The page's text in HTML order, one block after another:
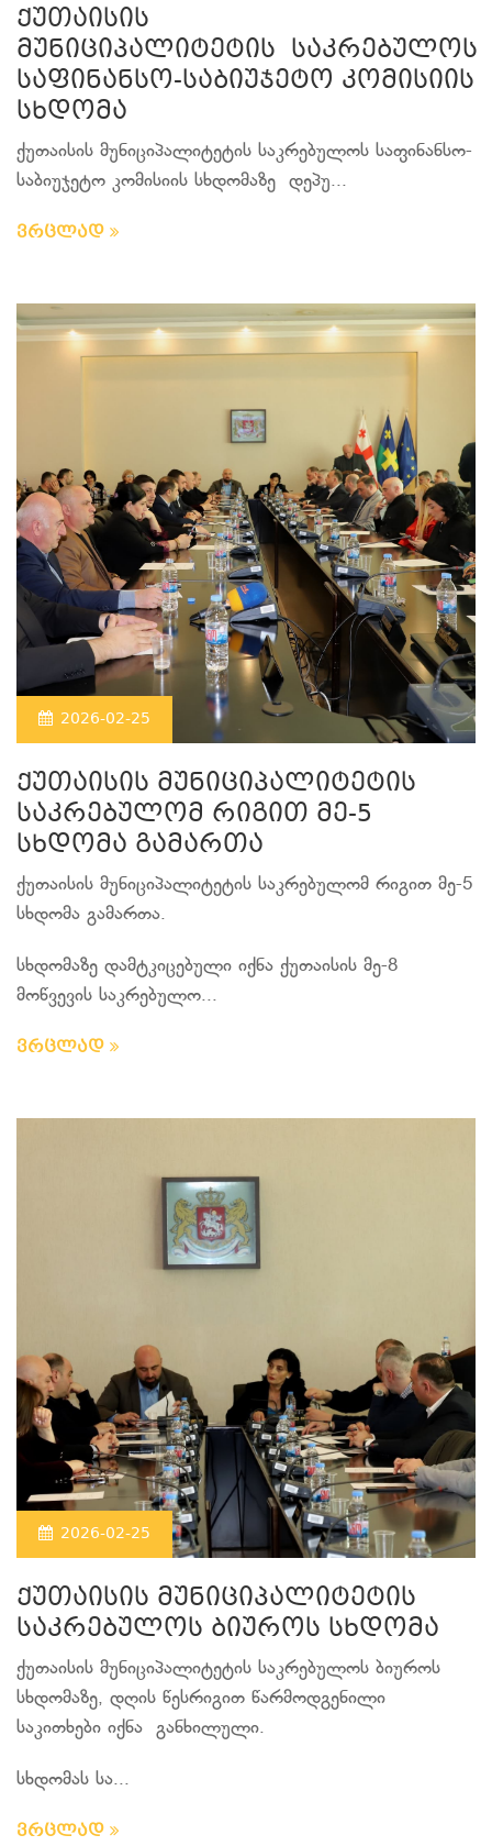
ქუთაისის
მუნიციპალიტეტის საკრებულოს
საფინანსო-საბიუჯეტო კომისიის
სხდომა
ქუთაისის მუნიციპალიტეტის საკრებულოს საფინანსო-
საბიუჯეტო კომისიის სხდომაზე დეპუ...
ვრცლად
2026-02-25
ქუთაისის მუნიციპალიტეტის
საკრებულომ რიგით მე-5
სხდომა გამართა
ქუთაისის მუნიციპალიტეტის საკრებულომ რიგით მე-5
სხდომა გამართა.
სხდომაზე დამტკიცებული იქნა ქუთაისის მე-8
მოწვევის საკრებულო...
ვრცლად
2026-02-25
ქუთაისის მუნიციპალიტეტის
საკრებულოს ბიუროს სხდომა
ქუთაისის მუნიციპალიტეტის საკრებულოს ბიუროს
სხდომაზე, დღის წესრიგით წარმოდგენილი
საკითხები იქნა განხილული.
სხდომას სა...
ვრცლად